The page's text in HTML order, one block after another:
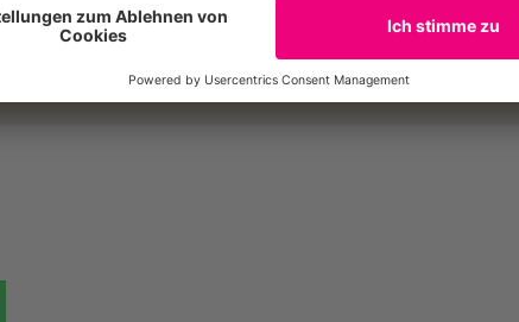
Tel: 030311777467
Bluesky